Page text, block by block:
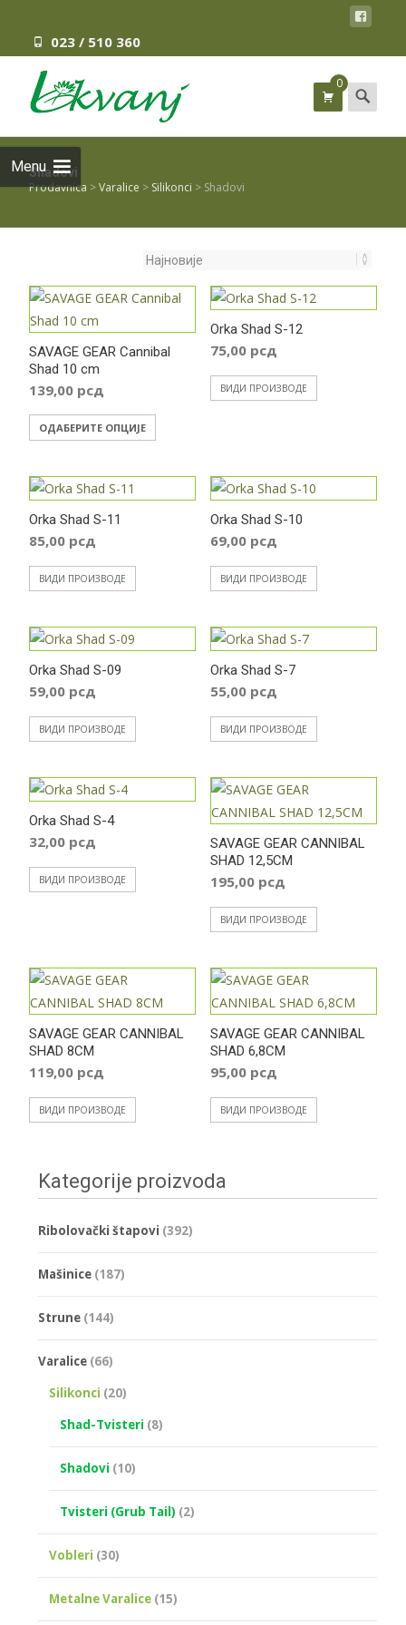
023 / 510 360
Menu
0 Search
for:
Shadovi
Prodavnica >Varalice > Silikonci > Shadovi
SAVAGE GEAR Cannibal
Shad 10 cm
139,00 рсд
ОДАБЕРИТЕ ОПЦИЈЕ
варијанти.
на
страници
производа.
Orka Shad S-12
75,00 рсд
ВИДИ ПРОИЗВОДЕ
Orka Shad S-11
85,00 рсд
ВИДИ ПРОИЗВОДЕ
Orka Shad S-10
69,00 рсд
ВИДИ ПРОИЗВОДЕ
Orka Shad S-09
59,00 рсд
ВИДИ ПРОИЗВОДЕ
Orka Shad S-7
55,00 рсд
ВИДИ ПРОИЗВОДЕ
Orka Shad S-4
32,00 рсд
ВИДИ ПРОИЗВОДЕ
SAVAGE GEAR CANNIBAL
SHAD 12,5CM
195,00 рсд
ВИДИ ПРОИЗВОДЕ
SAVAGE GEAR CANNIBAL
SHAD 8CM
119,00 рсд
ВИДИ ПРОИЗВОДЕ
SAVAGE GEAR CANNIBAL
SHAD 6,8CM
95,00 рсд
ВИДИ ПРОИЗВОДЕ
Kategorije proizvoda
Ribolovački štapovi (392)
Mašinice (187)
Strune (144)
Varalice (66)
Silikonci (20)
Shad-Tvisteri (8)
Shadovi (10)
Tvisteri (Grub Tail) (2)
Vobleri (30)
Metalne Varalice (15)